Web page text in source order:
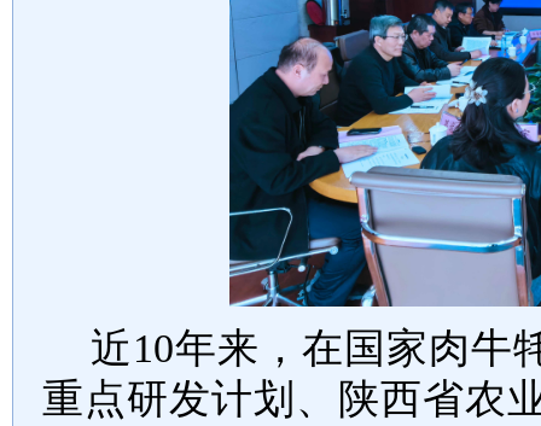
近10年来，在国家肉牛
重点研发计划、陕西省农